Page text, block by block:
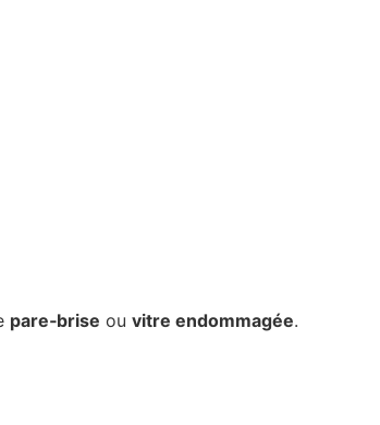
pare‑brise ou vitre endommagée.